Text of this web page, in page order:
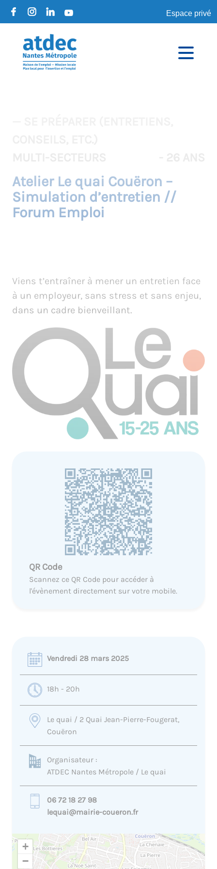
Espace privé
Atelier Le quai Couëron –
Simulation d’entretien //
Forum Emploi
Viens t’entraîner à mener un entretien face
à un employeur, sans stress et sans enjeu,
dans un cadre bienveillant.
QR Code
Scannez ce QR Code pour accéder à
l'évènement directement sur votre mobile.
Vendredi 28 mars 2025
18h - 20h
Le quai / 2 Quai Jean-Pierre-Fougerat,
Couëron
Organisateur :
ATDEC Nantes Métropole / Le quai
06 72 18 27 98
lequai@mairie-coueron.fr
+
−